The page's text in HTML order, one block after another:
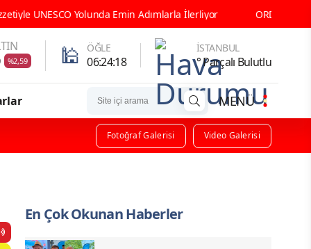
Emin Adımlarla İlerliyor ORDU GASTRONOMİ
%2,59 🕌 ÖĞLE
06:24:17
İSTANBUL
° Parçalı Bulutlu
MENÜ
Fotoğraf Galerisi Video Galerisi
En Çok Okunan Haberler